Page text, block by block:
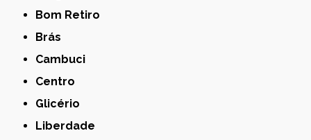
Bom Retiro
Brás
Cambuci
Centro
Glicério
Liberdade